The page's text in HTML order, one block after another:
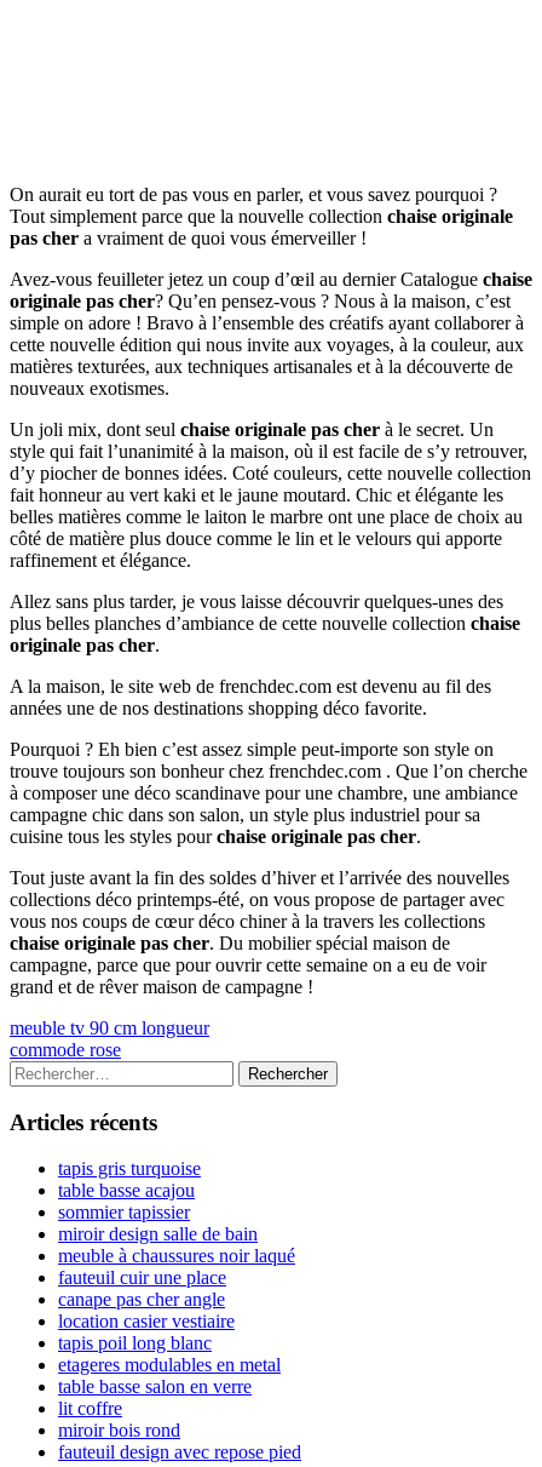
On aurait eu tort de pas vous en parler, et vous savez pourquoi ?
Tout simplement parce que la nouvelle collection chaise originale
pas cher a vraiment de quoi vous émerveiller !
Avez-vous feuilleter jetez un coup d’œil au dernier Catalogue chaise
originale pas cher? Qu’en pensez-vous ? Nous à la maison, c’est
simple on adore ! Bravo à l’ensemble des créatifs ayant collaborer à
cette nouvelle édition qui nous invite aux voyages, à la couleur, aux
matières texturées, aux techniques artisanales et à la découverte de
nouveaux exotismes.
Un joli mix, dont seul chaise originale pas cher à le secret. Un
style qui fait l’unanimité à la maison, où il est facile de s’y retrouver,
d’y piocher de bonnes idées. Coté couleurs, cette nouvelle collection
fait honneur au vert kaki et le jaune moutard. Chic et élégante les
belles matières comme le laiton le marbre ont une place de choix au
côté de matière plus douce comme le lin et le velours qui apporte
raffinement et élégance.
Allez sans plus tarder, je vous laisse découvrir quelques-unes des
plus belles planches d’ambiance de cette nouvelle collection chaise
originale pas cher.
A la maison, le site web de frenchdec.com est devenu au fil des
années une de nos destinations shopping déco favorite.
Pourquoi ? Eh bien c’est assez simple peut-importe son style on
trouve toujours son bonheur chez frenchdec.com . Que l’on cherche
à composer une déco scandinave pour une chambre, une ambiance
campagne chic dans son salon, un style plus industriel pour sa
cuisine tous les styles pourchaise originale pas cher.
Tout juste avant la fin des soldes d’hiver et l’arrivée des nouvelles
collections déco printemps-été, on vous propose de partager avec
vous nos coups de cœur déco chiner à la travers les collections
chaise originale pas cher. Du mobilier spécial maison de
campagne, parce que pour ouvrir cette semaine on a eu de voir
grand et de rêver maison de campagne !
Navigation
de
l’article
Previous
article:
meuble tv 90 cm longueur
Next
article:
commode rose
Colonne
latérale
principale
Rechercher :
Articles récents
tapis gris turquoise
table basse acajou
sommier tapissier
miroir design salle de bain
meuble à chaussures noir laqué
fauteuil cuir une place
canape pas cher angle
location casier vestiaire
tapis poil long blanc
etageres modulables en metal
table basse salon en verre
lit coffre
miroir bois rond
fauteuil design avec repose pied